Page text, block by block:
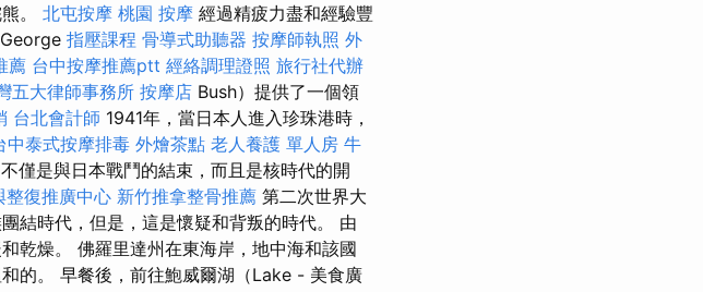
。 北屯按摩 桃園 按摩 經過精疲力盡和經驗豐
指壓課程 骨導式助聽器 按摩師執照 外
薦 台中按摩推薦ptt 經絡調理證照 旅行社代辦
五大律師事務所 按摩店 Bush）提供了一個領
台北會計師 1941年，當日本人進入珍珠港時，
中泰式按摩排毒 外燴茶點 老人養護 單人房 牛
僅是與日本戰鬥的結束，而且是核時代的開
整復推廣中心 新竹推拿整骨推薦 第二次世界大
結時代，但是，這是懷疑和背叛的時代。 由
乾燥。 佛羅里達州在東海岸，地中海和該國
的。 早餐後，前往鮑威爾湖（Lake - 美食廣